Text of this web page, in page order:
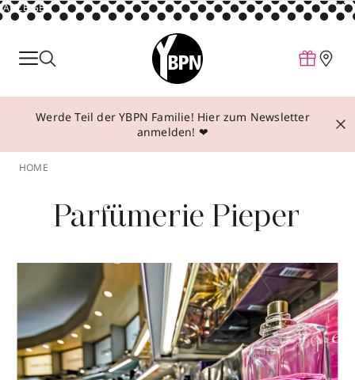
ANZEIGE
Parfum
Make-up
Behandlungen
Über YBPN
Aktionen
Storefinder
Werde Teil der YBPN Familie! Hier zum Newsletter
anmelden! ❤
HOME
Parfümerie Pieper